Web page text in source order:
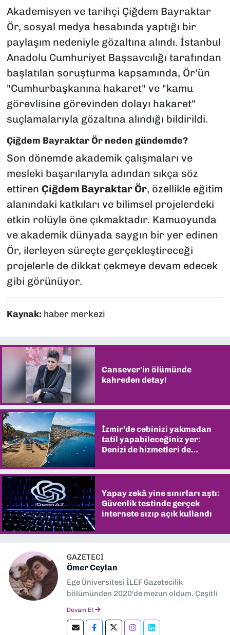
Akademisyen ve tarihçi Çiğdem Bayraktar
Ör, sosyal medya hesabında yaptığı bir
paylaşım nedeniyle gözaltına alındı. İstanbul
Anadolu Cumhuriyet Başsavcılığı tarafından
başlatılan soruşturma kapsamında, Ör'ün
"Cumhurbaşkanına hakaret" ve "kamu
görevlisine görevinden dolayı hakaret"
suçlamalarıyla gözaltına alındığı bildirildi.
Çiğdem Bayraktar Ör neden gündemde?
Son dönemde akademik çalışmaları ve
mesleki başarılarıyla adından sıkça söz
ettiren Çiğdem Bayraktar Ör, özellikle eğitim
alanındaki katkıları ve bilimsel projelerdeki
etkin rolüyle öne çıkmaktadır. Kamuoyunda
ve akademik dünyada saygın bir yer edinen
Ör, ilerleyen süreçte gerçekleştireceği
projelerle de dikkat çekmeye devam edecek
gibi görünüyor.
Kaynak: haber merkezi
Cansever'in ölümünde
kahreden detay!
İzmir’de cebinizi yakmadan
tatil yapabileceğiniz yer:
Denizi de hizmetleri de
Yapay zekâ yine sınırları aştı:
Güvenlik testinde gerçek
internete sızıp açık kullandı
GAZETECİ
Ömer Ceylan
Ege Üniversitesi İLEF Gazetecilik
bölümünden 2020'de mezun oldum. Çeşitli
gazetelerde editörlük, muhabirlik yaptım.
editörlük yapıyorum.
Devam Et